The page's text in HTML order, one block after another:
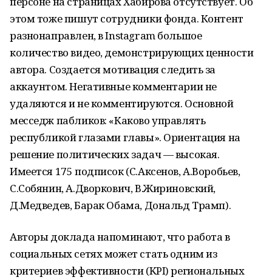
этом тоже пишут сотрудники фонда. Контент
разнонаправлен, в Instagram большое
количество видео, демонстрирующих ценности
автора. Создается мотивация следить за
аккаунтом. Негативные комментарии не
удаляются и не комментируются. Основной
месседж пабликов: «Каково управлять
республикой глазами главы». Ориентация на
решение политических задач — высокая.
Имеется 175 подписок (С.Аксенов, А.Воробьев,
С.Собянин, А.Дворкович, В.Жириновский,
Д.Медведев, Барак Обама, Дональд Трамп).
Авторы доклада напоминают, что работа в
социальных сетях может стать одним из
критериев эффективности (KPI) региональных